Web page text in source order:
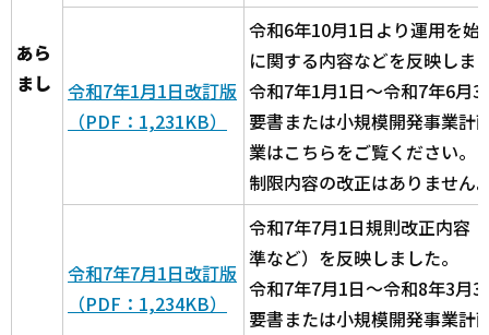
あら
まし
令和7年1月1日改訂版
（PDF：1,231KB）
令和6年10月1日より運用を始
に関する内容などを反映しま
令和7年1月1日～令和7年6月
要書または小規模開発事業計
業はこちらをご覧ください。
制限内容の改正はありません
令和7年7月1日改訂版
（PDF：1,234KB）
令和7年7月1日規則改正内容
準など）を反映しました。
令和7年7月1日～令和8年3月
要書または小規模開発事業計